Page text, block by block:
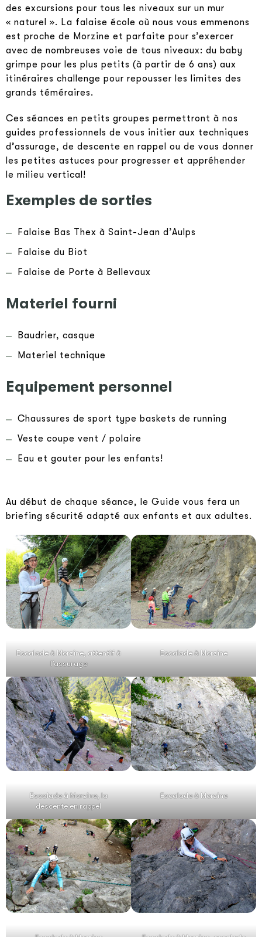
des excursions pour tous les niveaux sur un mur
« naturel ». La falaise école où nous vous emmenons
est proche de Morzine et parfaite pour s’exercer
avec de nombreuses voie de tous niveaux: du baby
grimpe pour les plus petits (à partir de 6 ans) aux
itinéraires challenge pour repousser les limites des
grands téméraires.
Ces séances en petits groupes permettront à nos
guides professionnels de vous initier aux techniques
d’assurage, de descente en rappel ou de vous donner
les petites astuces pour progresser et appréhender
le milieu vertical!
Exemples de sorties
Falaise Bas Thex à Saint-Jean d’Aulps
Falaise du Biot
Falaise de Porte à Bellevaux
Materiel fourni
Baudrier, casque
Materiel technique
Equipement personnel
Chaussures de sport type baskets de running
Veste coupe vent / polaire
Eau et gouter pour les enfants!
Au début de chaque séance, le Guide vous fera un
briefing sécurité adapté aux enfants et aux adultes.
Escalade à Morzine, attentif à
l’assurage
Escalade à Morzine
Escalade à Morzine, la
descente en rappel
Escalade à Morzine